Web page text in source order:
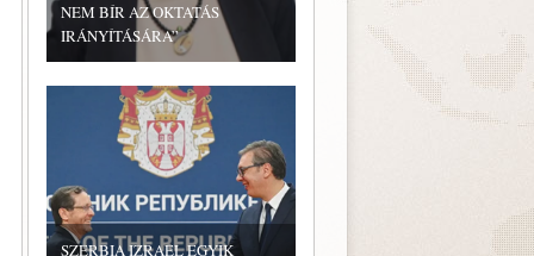
NEM BÍR AZ OKTATÁS
IRÁNYÍTÁSÁRA”
SZERBIA IZRAEL EGYIK